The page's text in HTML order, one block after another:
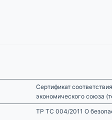
Сертификат
экономического союза
ТР ТС 004/2011 О